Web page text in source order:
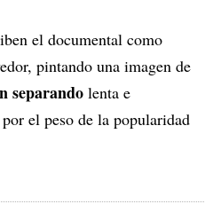
el documental como
pintando una imagen de
separando lenta e
el peso de la popularidad